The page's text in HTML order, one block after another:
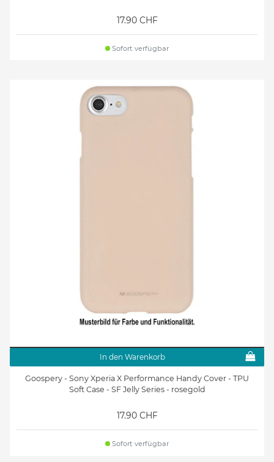
17.90 CHF
Sofort verfügbar
In den Warenkorb
Goospery - Sony Xperia X Performance Handy Cover - TPU
Soft Case - SF Jelly Series - rosegold
17.90 CHF
Sofort verfügbar